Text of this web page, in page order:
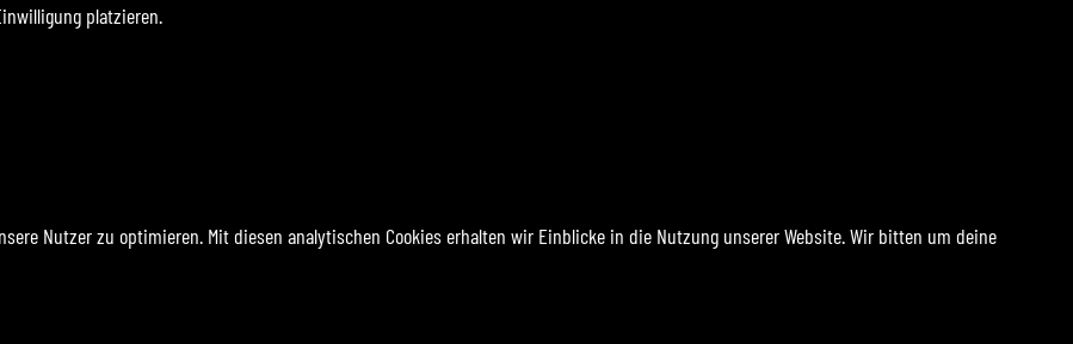
platzieren.
Nutzer zu optimieren. Mit diesen analytischen Cookies erhalten wir Einblicke in die Nutzung unserer Website. Wir bitten um deine